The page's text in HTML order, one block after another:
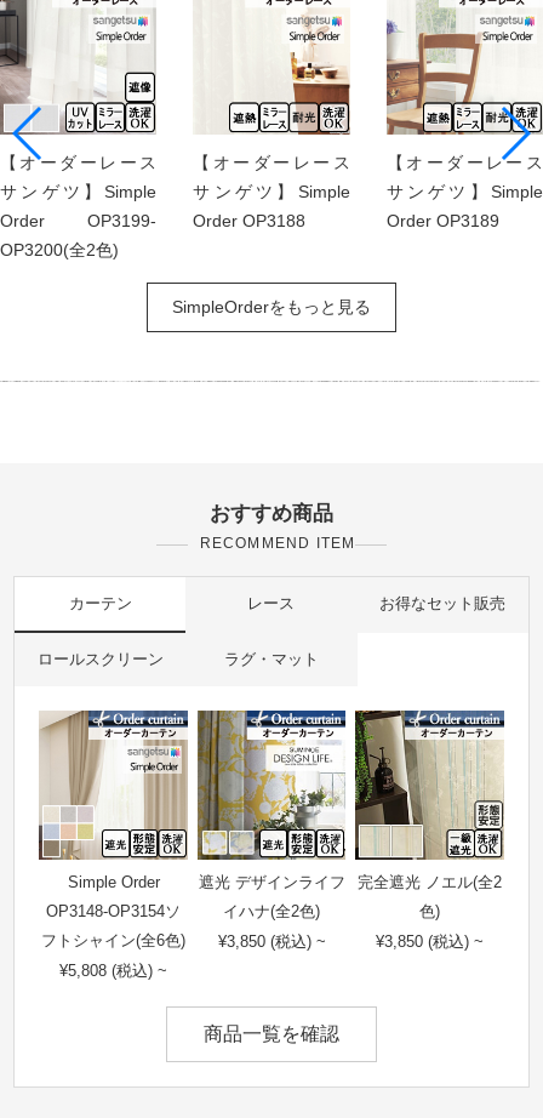
【オーダーレース
サンゲツ】Simple
Order OP3199-
OP3200(全2色)
【オーダーレース
サンゲツ】Simple
Order OP3188
【オーダーレース
サンゲツ】Simple
Order OP3189
SimpleOrderをもっと見る
おすすめ商品
RECOMMEND ITEM
カーテン レース お得なセット販売
ロールスクリーン ラグ・マット
Simple Order
OP3148-OP3154ソ
フトシャイン(全6色)
¥5,808 (税込) ~
遮光 デザインライフ
イハナ(全2色)
¥3,850 (税込) ~
完全遮光 ノエル(全2
色)
¥3,850 (税込) ~
商品一覧を確認